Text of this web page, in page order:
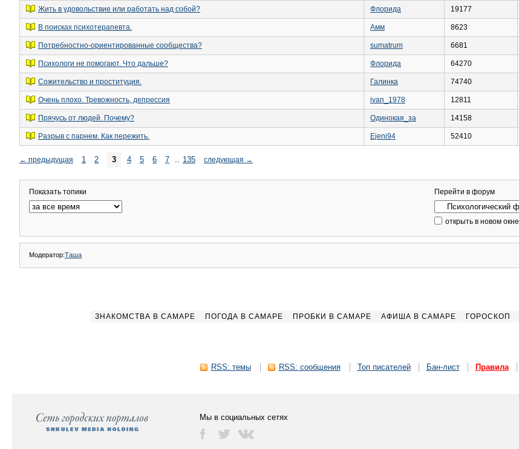
Жить в удовольствие или работать над собой? Флорида 19177
В поисках психотерапевта. Амм 8623
Потребностно-ориентированные сообщества? sumatrum 6681
Психологи не помогают. Что дальше? Флорида 64270
Сожительство и проституция. Галинка 74740
Очень плохо. Тревожность, депрессия ivan_1978 12811
Прячусь от людей. Почему? Одинокая_за 14158
Разрыв с парнем. Как пережить. Ejeni94 52410
← предыдущая 1 2 3 4 5 6 7 .. 135 следующая →
Показать топики Перейти в форум
открыть в новом окне
Модератор:Таша
ЗНАКОМСТВА В САМАРЕ ПОГОДА В САМАРЕ ПРОБКИ В САМАРЕ АФИША В САМАРЕ ГОРОСКОП
RSS: темы RSS: сообщения Топ писателей Бан-лист Правила
Мы в социальных сетях